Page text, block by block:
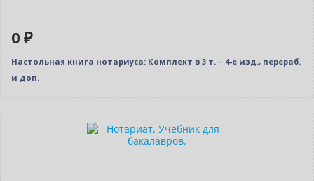
0 ₽
Настольная книга нотариуса: Комплект в 3 т. – 4-е изд., перераб.
и доп.